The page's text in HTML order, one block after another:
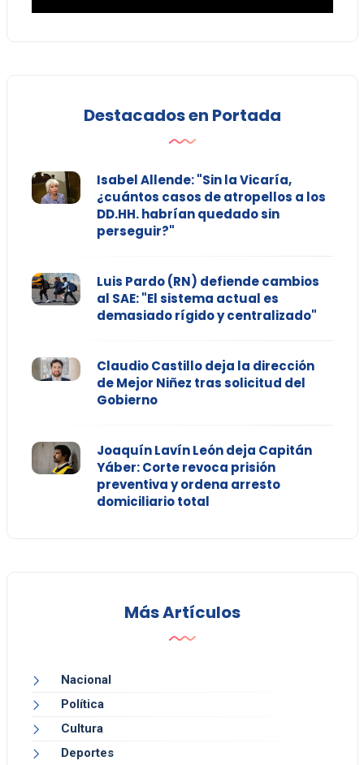
Destacados en Portada
Isabel Allende: "Sin la Vicaría,
¿cuántos casos de atropellos a los
DD.HH. habrían quedado sin
perseguir?"
Luis Pardo (RN) defiende cambios
al SAE: "El sistema actual es
demasiado rígido y centralizado"
Claudio Castillo deja la dirección
de Mejor Niñez tras solicitud del
Gobierno
Joaquín Lavín León deja Capitán
Yáber: Corte revoca prisión
preventiva y ordena arresto
domiciliario total
Más Artículos
Nacional
Política
Cultura
Deportes